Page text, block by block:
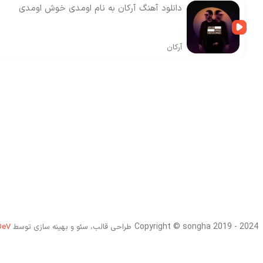
دانلود آهنگ آرکان به نام اومدی خوش اومدی
آرکان
Copyright © songha 2019 - 2024 طراحی قالب، سئو و بهینه سازی توسط